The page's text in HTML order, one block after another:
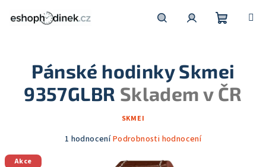
košík
Pánské hodinky Skmei
9357GLBR Skladem v ČR
SKMEI
Průměrné
1 hodnoceníPodrobnosti hodnocení
Akce